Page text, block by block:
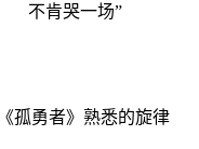
不肯哭一场”
孤勇者》熟悉的旋律